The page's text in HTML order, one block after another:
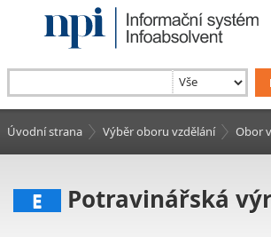
Úvodní strana Výběr oboru vzdělání Obor
E Potravinářská